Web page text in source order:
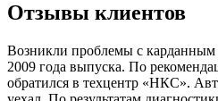
Отзывы клиентов
Возникли проблемы с
2009 года выпуска. По
обратился в техцентр «НКС».